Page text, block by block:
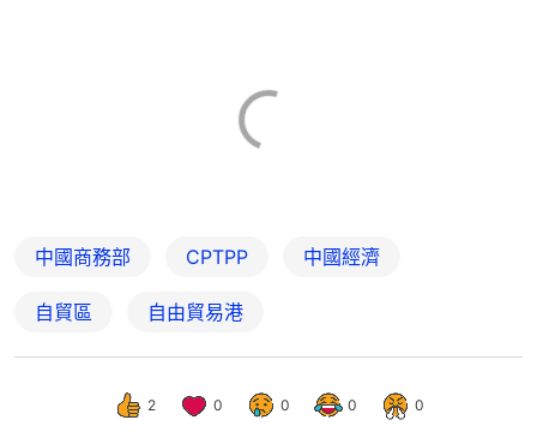
中國商務部 CPTPP 中國經濟
自貿區 自由貿易港
2 0 0 0 0